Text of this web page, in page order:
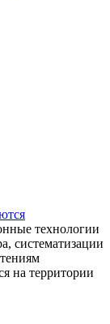
технологии
систематизации
на территории